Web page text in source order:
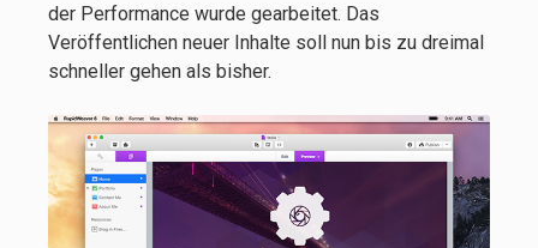
der Performance wurde gearbeitet. Das
Veröffentlichen neuer Inhalte soll nun bis zu dreimal
schneller gehen als bisher.